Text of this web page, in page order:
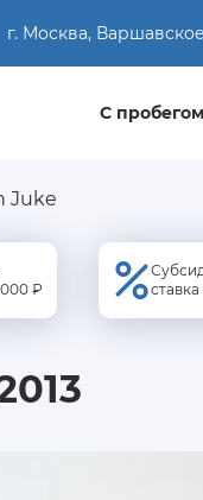
г. Москва, Варшавское
С пробегом
Juke
₽
ставка